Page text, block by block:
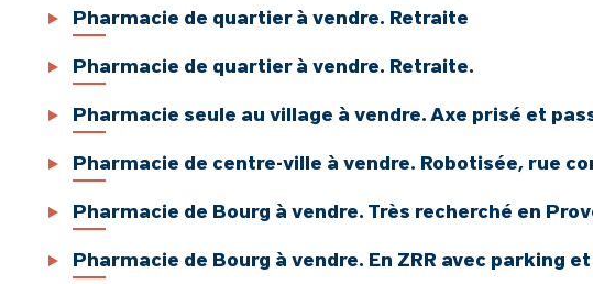
Pharmacie de quartier à vendre. Retraite
Pharmacie de quartier à vendre. Retraite.
Pharmacie seule au village à vendre. Axe prisé et
Pharmacie de centre-ville à vendre. Robotisée, rue
Pharmacie de Bourg à vendre. Très recherché en
Pharmacie de Bourg à vendre. En ZRR avec parking